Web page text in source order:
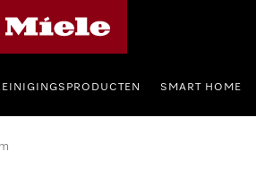
SMART HOME